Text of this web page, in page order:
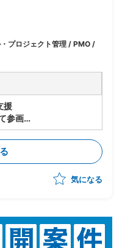
プロジェクト管理 / PMO /
援
参画
課題、タスク等)
気になる